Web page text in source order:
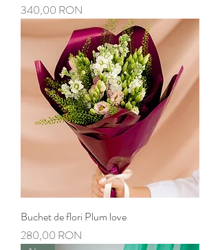
Preț
340,00 RON
Buchet de flori Plum love
Preț
280,00 RON